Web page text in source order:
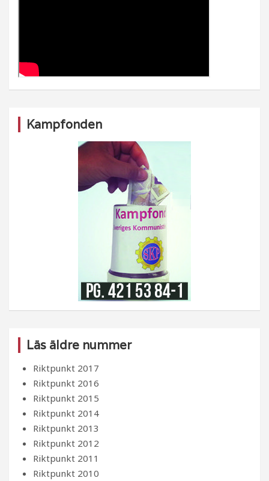
Kampfonden
Läs äldre nummer
Riktpunkt 2017
Riktpunkt 2016
Riktpunkt 2015
Riktpunkt 2014
Riktpunkt 2013
Riktpunkt 2012
Riktpunkt 2011
Riktpunkt 2010